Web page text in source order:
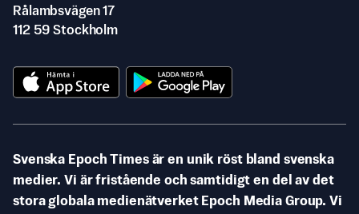
Rålambsvägen 17
112 59 Stockholm
Svenska Epoch Times är en unik röst bland svenska
medier. Vi är fristående och samtidigt en del av det
stora globala medienätverket Epoch Media Group. Vi